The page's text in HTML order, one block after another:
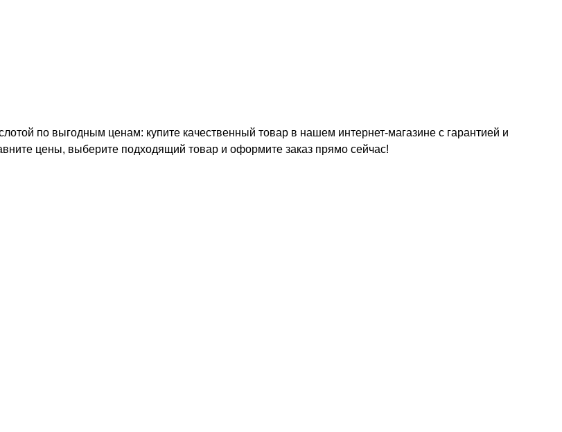
по выгодным ценам: купите качественный товар в нашем интернет-магазине с гарантией и
цены, выберите подходящий товар и оформите заказ прямо сейчас!
+7 (495) 640-58-89
+7 (929) 933-09-89